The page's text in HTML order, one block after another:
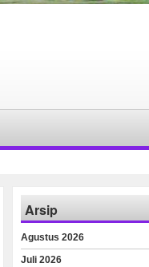
Arsip
Agustus 2026
Juli 2026